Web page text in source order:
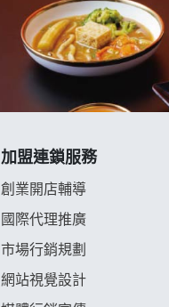
加盟連鎖服務
創業開店輔導
國際代理推廣
市場行銷規劃
網站視覺設計